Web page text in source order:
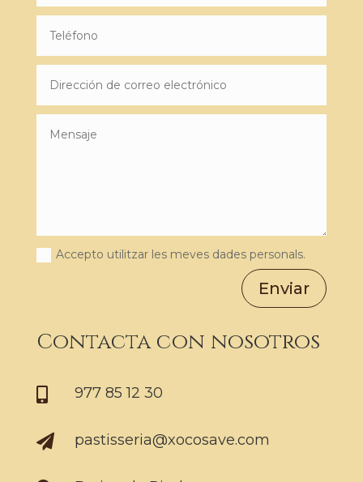
Accepto utilitzar les meves dades personals.
Enviar
Contacta con nosotros
 977 85 12 30
 pastisseria@xocosave.com